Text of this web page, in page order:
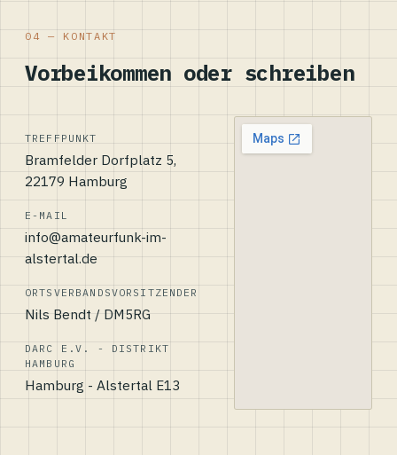
04 — KONTAKT
Vorbeikommen oder schreiben
TREFFPUNKT
Bramfelder Dorfplatz 5,
22179 Hamburg
E-MAIL
info@amateurfunk-im-
alstertal.de
ORTSVERBANDSVORSITZENDER
Nils Bendt / DM5RG
DARC E.V. - DISTRIKT
HAMBURG
Hamburg - Alstertal E13